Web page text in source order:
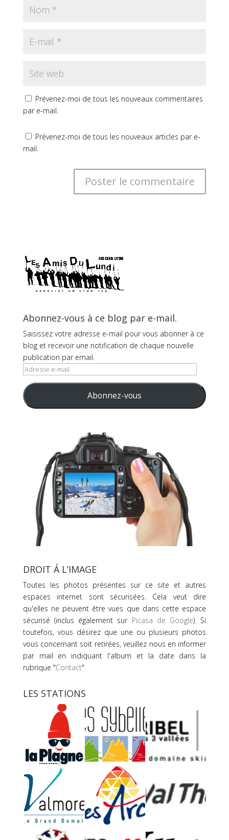
Prévenez-moi de tous les nouveaux commentaires
par e-mail.
Prévenez-moi de tous les nouveaux articles par e-
mail.
Abonnez-vous à ce blog par e-mail.
Saisissez votre adresse e-mail pour vous abonner à ce
blog et recevoir une notification de chaque nouvelle
publication par email.
Adresse
mail
Abonnez-vous
DROIT Á L’IMAGE
Toutes les photos présentes sur ce site et autres
espaces internet sont sécurisées. Cela veut dire
qu'elles ne peuvent être vues que dans cette espace
sécurisé (inclus également sur Picasa de Google). Si
toutefois, vous désirez que une ou plusieurs photos
vous concernant soit retirées, veuillez nous en informer
par mail en indiquant l'album et la date dans la
rubrique "Contact"
LES STATIONS